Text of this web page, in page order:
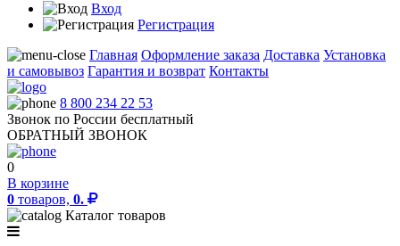
Вход
Регистрация
Главная Оформление заказа Доставка Установка
и самовывоз Гарантия и возврат Контакты
8 800 234 22 53
Звонок по России бесплатный
ОБРАТНЫЙ ЗВОНОК
0
В корзине
0 товаров, 0.
Каталог товаров